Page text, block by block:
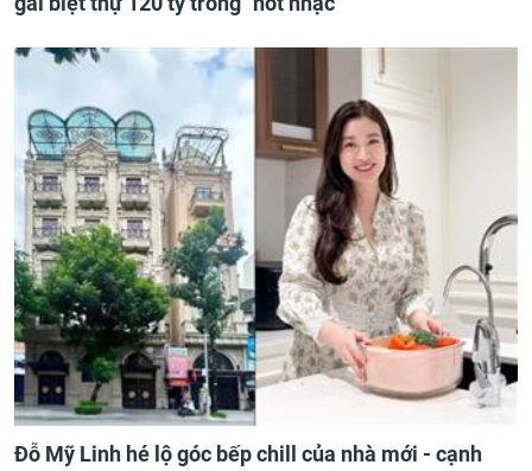
Đỗ Mỹ Linh hé lộ góc bếp chill của nhà mới - cạnh